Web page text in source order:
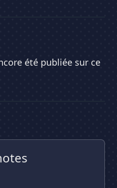
été publiée sur ce